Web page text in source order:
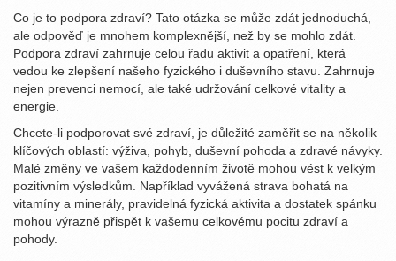
Co je to podpora zdraví? Tato otázka se může zdát jednoduchá,
ale odpověď je mnohem komplexnější, než by se mohlo zdát.
Podpora zdraví zahrnuje celou řadu aktivit a opatření, která
vedou ke zlepšení našeho fyzického i duševního stavu. Zahrnuje
nejen prevenci nemocí, ale také udržování celkové vitality a
energie.
Chcete-li podporovat své zdraví, je důležité zaměřit se na několik
klíčových oblastí: výživa, pohyb, duševní pohoda a zdravé návyky.
Malé změny ve vašem každodenním životě mohou vést k velkým
pozitivním výsledkům. Například vyvážená strava bohatá na
vitamíny a minerály, pravidelná fyzická aktivita a dostatek spánku
mohou výrazně přispět k vašemu celkovému pocitu zdraví a
pohody.